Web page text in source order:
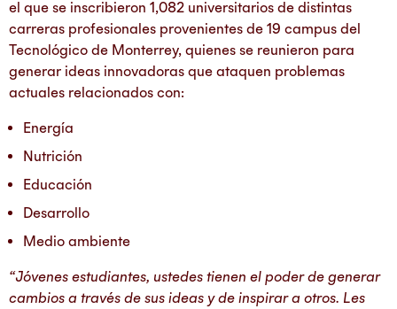
el que se inscribieron 1,082 universitarios de distintas
carreras profesionales provenientes de 19 campus del
Tecnológico de Monterrey, quienes se reunieron para
generar ideas innovadoras que ataquen problemas
actuales relacionados con:
Energía
Nutrición
Educación
Desarrollo
Medio ambiente
“Jóvenes estudiantes, ustedes tienen el poder de generar
cambios a través de sus ideas y de inspirar a otros. Les